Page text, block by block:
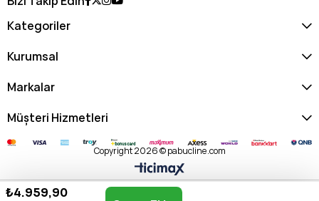
Kategoriler
Kurumsal
Markalar
Müşteri Hizmetleri
Copyright 2026 © pabucline.com
₺4.959,90